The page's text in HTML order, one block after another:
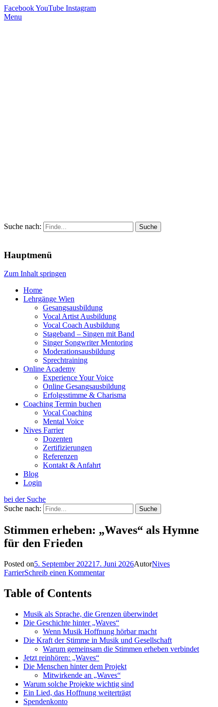
FacebookYouTube Instagram
Menu
Suche nach:
Hauptmenü
Zum Inhalt springen
Home
Lehrgänge Wien
Gesangsausbildung
Vocal Artist Ausbildung
Vocal Coach Ausbildung
Stageband – Singen mit Band
Singer Songwriter Mentoring
Moderationsausbildung
Sprechtraining
Online Academy
Experience Your Voice
Online Gesangsausbildung
Erfolgsstimme & Charisma
Coaching Termin buchen
Vocal Coaching
Mental Voice
Nives Farrier
Dozenten
Zertifizierungen
Referenzen
Kontakt & Anfahrt
Blog
Login
bei der Suche
Suche nach:
Stimmen erheben: „Waves“ als Hymne
für den Frieden
Posted on5. September 202217. Juni 2026AutorNives
FarrierSchreib einen Kommentar
Table of Contents
Musik als Sprache, die Grenzen überwindet
Die Geschichte hinter „Waves“
Wenn Musik Hoffnung hörbar macht
Die Kraft der Stimme in Musik und Gesellschaft
Warum gemeinsam die Stimmen erheben verbindet
Jetzt reinhören: „Waves“
Die Menschen hinter dem Projekt
Mitwirkende an „Waves“
Warum solche Projekte wichtig sind
Ein Lied, das Hoffnung weiterträgt
Spendenkonto